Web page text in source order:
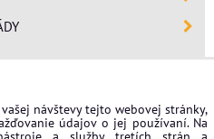
návštevy tejto webovej stránky,
údajov o jej používaní. Na